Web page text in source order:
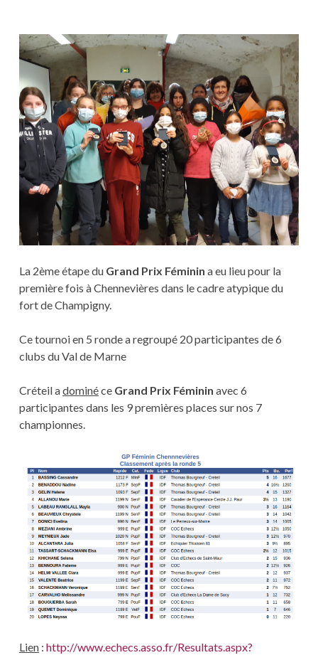
La 2ème étape du Grand Prix Féminin a eu lieu pour la
première fois à Chennevières dans le cadre atypique du
fort de Champigny.
Ce tournoi en 5 ronde a regroupé 20 participantes de 6
clubs du Val de Marne
Créteil adominéce Grand Prix Féminin avec 6
participantes dans les 9 premières places sur nos 7
championnes.
Lien: http://www.echecs.asso.fr/Resultats.aspx?